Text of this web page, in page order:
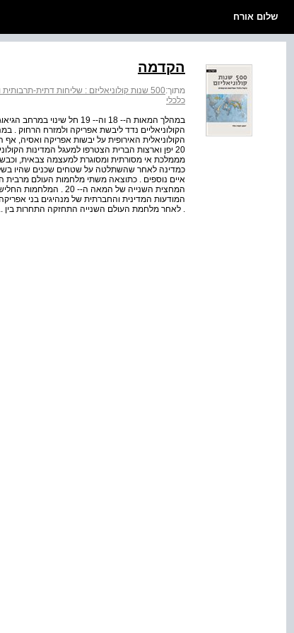
שלום אורח
הקדמה
מתוך:500 שנות קולוניאליזם : שליחות דתית-תרבותית וניצול כלכלי
כלכלי
במהלך המאות ה‑‑ 18 וה‑‑
הקולוניאלית האירופית על יבשות אפריקה ואסיה,
20 יפן וארצות הברית הצטרפו למעגל המדינות
מממלכת אי מסורתית ומסוגרת למעצמה צבאית,
כמדינה לאחר שהשתלטה על שטחים שכנים שהיו
איים נוספים . כתוצאה משתי מלחמות העולם מרבית
המחצית השנייה של
המודעות המדינית והחברתית של מנהיגים בני
. לאחר מלחמת העולם השנייה התחזקה התחרות בין